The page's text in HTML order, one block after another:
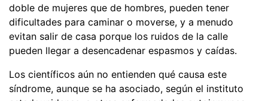
doble de mujeres que de hombres, pueden tener
dificultades para caminar o moverse, y a menudo
evitan salir de casa porque los ruidos de la calle
pueden llegar a desencadenar espasmos y caídas.
Los científicos aún no entienden qué causa este
síndrome, aunque se ha asociado, según el instituto